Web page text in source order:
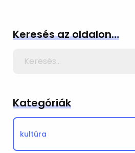
Keresés az oldalon…
Kategóriák
kultúra